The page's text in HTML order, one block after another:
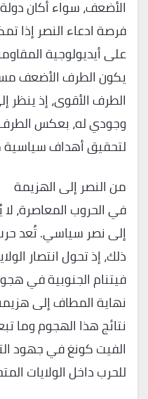
الأضعف، سواء أكان
فرصة ادعاء النصر إذا
على أيديولوجية
يكون الطرف الأضعف
الطرف الأقوى، إذ ينظر
وجودي له، بعكس
لتحقيق أهداف سياسية
من النصر إلى الهزيمة
في الحروب المعاصرة،
إلى نصر سياسي. تُعد
ذلك، إذ تحول انتصار
فيتنام الجنوبية في
نهاية المطاف إلى
نتائج هذا الهجوم وما
الفيت كونغ في جهود
للحرب داخل الولايات